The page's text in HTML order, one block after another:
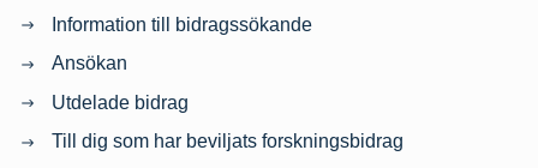
Information till bidragssökande
Ansökan
Utdelade bidrag
Till dig som har beviljats forskningsbidrag